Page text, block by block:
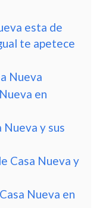
esta de
te apetece
Nueva
en
y sus
Casa Nueva y
Nueva en